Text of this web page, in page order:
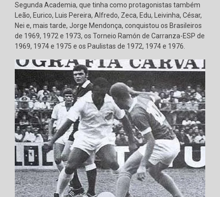
Segunda Academia, que tinha como protagonistas também
Leão, Eurico, Luis Pereira, Alfredo, Zeca, Edu, Leivinha, César,
Nei e, mais tarde, Jorge Mendonça, conquistou os Brasileiros
de 1969, 1972 e 1973, os Torneio Ramón de Carranza-ESP de
1969, 1974 e 1975 e os Paulistas de 1972, 1974 e 1976.